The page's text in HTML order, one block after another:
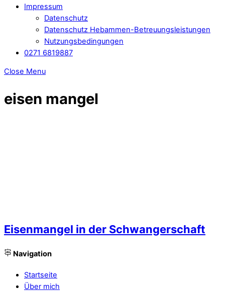
Impressum
Datenschutz
Datenschutz Hebammen-Betreuungsleistungen
Nutzungsbedingungen
0271 6819887
Close Menu
eisen mangel
Eisenmangel in der Schwangerschaft
Navigation
Startseite
Über mich